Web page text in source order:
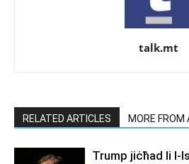
talk.mt
RELATED ARTICLES MORE FROM
Trump jiċħad li l-